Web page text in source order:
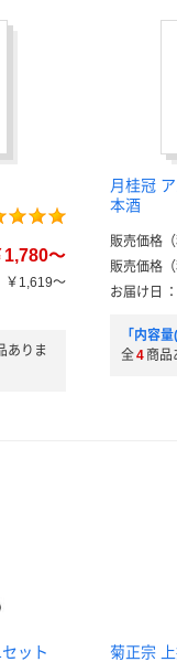
1,780～
￥1,619～
ありま
月桂冠
本酒
販売価格（
販売価格（
お届け日
：
「内容
全4 商品
ット
菊正宗